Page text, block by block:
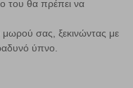
του θα πρέπει να
μωρού σας, ξεκινώντας με
ύπνο.